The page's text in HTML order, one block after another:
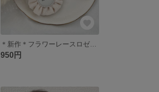
950円